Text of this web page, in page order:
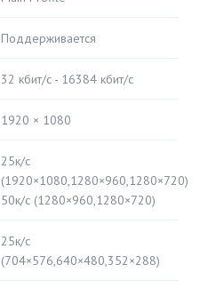
Поддерживается
32 кбит/с - 16384 кбит/с
1920 × 1080
25к/с
(1920×1080,1280×960,1280×720)
50к/с (1280×960,1280×720)
25к/с
(704×576,640×480,352×288)